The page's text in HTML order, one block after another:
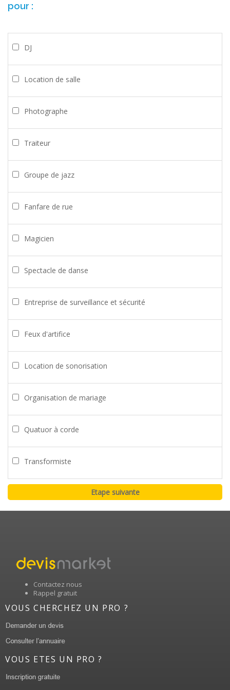
pour :
DJ
Location de salle
Photographe
Traiteur
Groupe de jazz
Fanfare de rue
Magicien
Spectacle de danse
Entreprise de surveillance et sécurité
Feux d'artifice
Location de sonorisation
Organisation de mariage
Quatuor à corde
Transformiste
Contactez nous
Rappel gratuit
VOUS CHERCHEZ UN PRO ?
VOUS ETES UN PRO ?